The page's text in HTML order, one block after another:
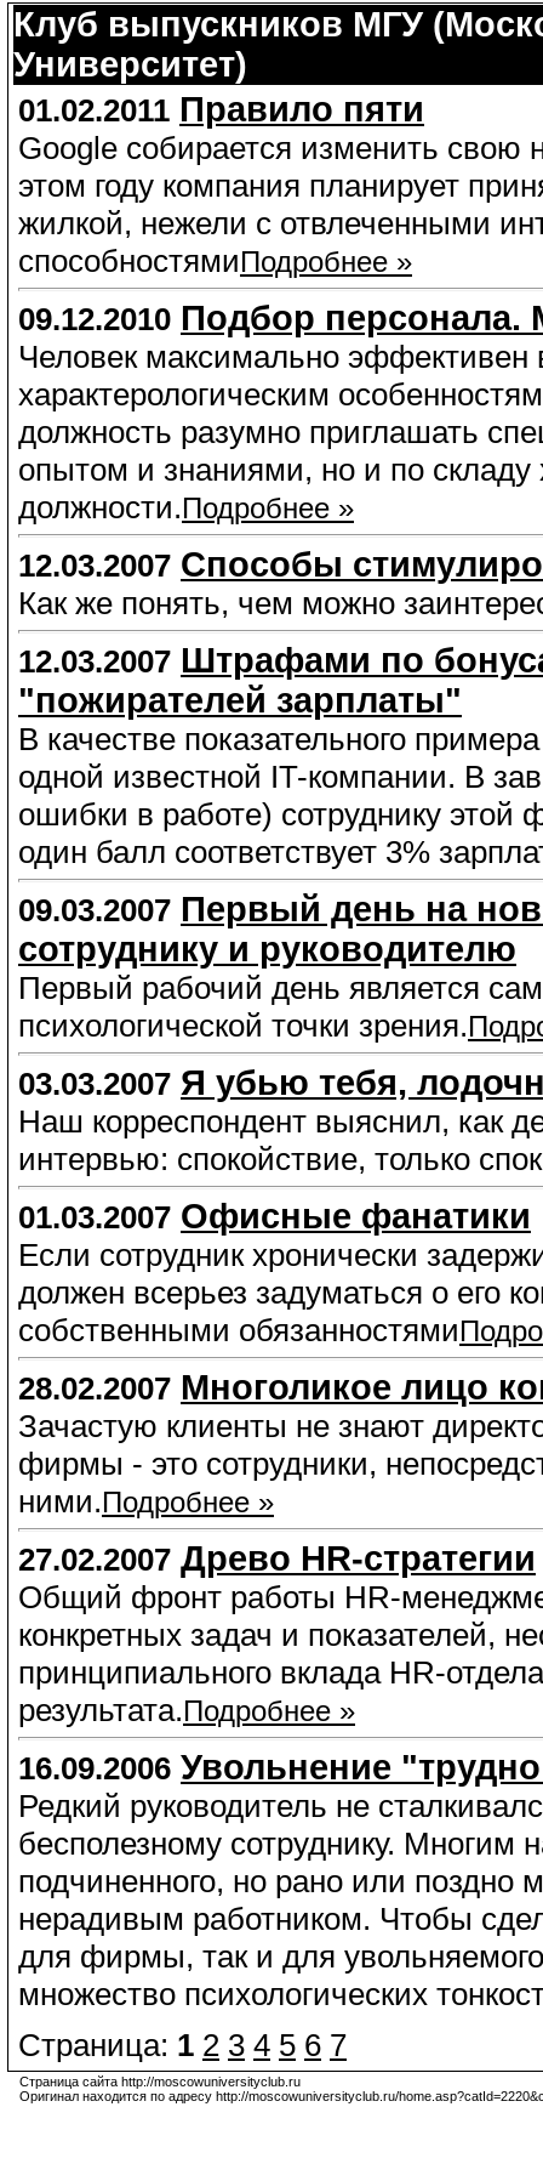
Клуб выпускников МГУ
Университет)
01.02.2011 Правило пяти
Google собирается изменить
этом году компания планирует
жилкой, нежели с отвлеченными
способностямиПодробнее »
09.12.2010 Подбор персонала.
Человек максимально эффективен
характерологическим
должность разумно приглашать
опытом и знаниями, но и по складу
должности.Подробнее »
12.03.2007 Способы
Как же понять, чем можно
12.03.2007 Штрафами по
"пожирателей зарплаты"
В качестве показательного
одной известной IT-компании. В
ошибки в работе) сотруднику
один балл соответствует 3%
09.03.2007 Первый день на
сотруднику и руководителю
Первый рабочий день является
психологической точки зрения.
03.03.2007 Я убью тебя,
Наш корреспондент выяснил, как
интервью: спокойствие, только
01.03.2007 Офисные фанатики
Если сотрудник хронически
должен всерьез задуматься о его
собственными обязанностями
28.02.2007 Многоликое лицо
Зачастую клиенты не знают
фирмы - это сотрудники,
ними.Подробнее »
27.02.2007 Древо HR-стратегии
Общий фронт работы HR-
конкретных задач и показателей,
принципиального вклада HR-
результата.Подробнее »
16.09.2006 Увольнение
Редкий руководитель не
бесполезному сотруднику. Многим
подчиненного, но рано или поздно
нерадивым работником. Чтобы
для фирмы, так и для
множество психологических
Страница: 1 2 3 4 5 6 7
Страница сайта http://moscowuniversityclub.ru
Оригинал находится по адресу http://moscowuniversityclub.ru/